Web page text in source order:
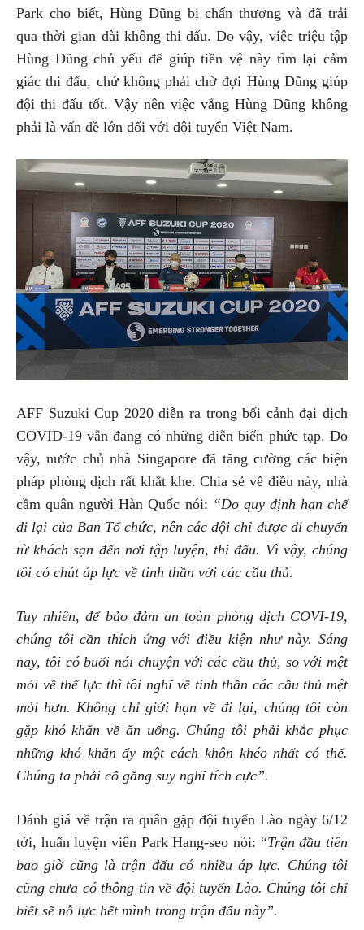
Park cho biết, Hùng Dũng bị chấn thương và đã trải
qua thời gian dài không thi đấu. Do vậy, việc triệu tập
Hùng Dũng chủ yếu để giúp tiền vệ này tìm lại cảm
giác thi đấu, chứ không phải chờ đợi Hùng Dũng giúp
đội thi đấu tốt. Vậy nên việc vắng Hùng Dũng không
phải là vấn đề lớn đối với đội tuyển Việt Nam.
AFF Suzuki Cup 2020 diễn ra trong bối cảnh đại dịch
COVID-19 vẫn đang có những diễn biến phức tạp. Do
vậy, nước chủ nhà Singapore đã tăng cường các biện
pháp phòng dịch rất khắt khe. Chia sẻ về điều này, nhà
cầm quân người Hàn Quốc nói: “Do quy định hạn chế
đi lại của Ban Tổ chức, nên các đội chỉ được di chuyển
từ khách sạn đến nơi tập luyện, thi đấu. Vì vậy, chúng
tôi có chút áp lực về tinh thần với các cầu thủ.
Tuy nhiên, để bảo đảm an toàn phòng dịch COVI-19,
chúng tôi cần thích ứng với điều kiện như này. Sáng
nay, tôi có buổi nói chuyện với các cầu thủ, so với mệt
mỏi về thể lực thì tôi nghĩ về tinh thần các cầu thủ mệt
mỏi hơn. Không chỉ giới hạn về đi lại, chúng tôi còn
gặp khó khăn về ăn uống. Chúng tôi phải khắc phục
những khó khăn ấy một cách khôn khéo nhất có thể.
Chúng ta phải cố gắng suy nghĩ tích cực”.
Đánh giá về trận ra quân gặp đội tuyển Lào ngày 6/12
tới, huấn luyện viên Park Hang-seo nói: “Trận đầu tiên
bao giờ cũng là trận đấu có nhiều áp lực. Chúng tôi
cũng chưa có thông tin về đội tuyển Lào. Chúng tôi chỉ
biết sẽ nỗ lực hết mình trong trận đấu này”.